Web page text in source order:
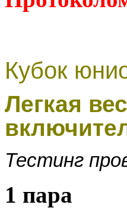
Кубок
Легкая
Тестинг
1 пара